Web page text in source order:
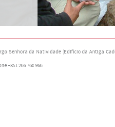
Senhora da Natividade (Edifício da Antiga
+351 266 760 966